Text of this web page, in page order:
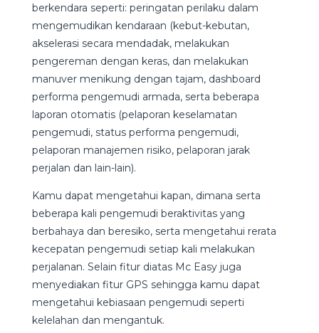
berkendara seperti: peringatan perilaku dalam
mengemudikan kendaraan (kebut-kebutan,
akselerasi secara mendadak, melakukan
pengereman dengan keras, dan melakukan
manuver menikung dengan tajam, dashboard
performa pengemudi armada, serta beberapa
laporan otomatis (pelaporan keselamatan
pengemudi, status performa pengemudi,
pelaporan manajemen risiko, pelaporan jarak
perjalan dan lain-lain).
Kamu dapat mengetahui kapan, dimana serta
beberapa kali pengemudi beraktivitas yang
berbahaya dan beresiko, serta mengetahui rerata
kecepatan pengemudi setiap kali melakukan
perjalanan. Selain fitur diatas Mc Easy juga
menyediakan fitur GPS sehingga kamu dapat
mengetahui kebiasaan pengemudi seperti
kelelahan dan mengantuk.